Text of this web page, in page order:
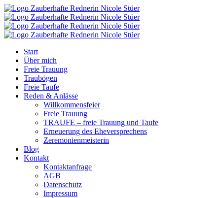
Start
Über mich
Freie Trauung
Traubögen
Freie Taufe
Reden & Anlässe
Willkommensfeier
Freie Trauung
TRAUFE – freie Trauung und Taufe
Erneuerung des Eheversprechens
Zeremonienmeisterin
Blog
Kontakt
Kontaktanfrage
AGB
Datenschutz
Impressum